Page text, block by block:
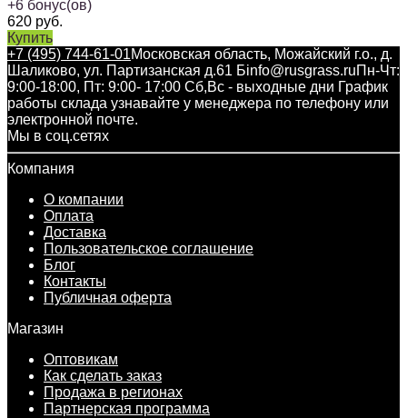
+6 бонус(ов)
620 руб.
Купить
+7 (495) 744-61-01Московская область, Можайский г.о., д.
Шаликово, ул. Партизанская д.61 Бinfo@rusgrass.ruПн-Чт:
9:00-18:00, Пт: 9:00- 17:00 Сб,Вс - выходные дни График
работы склада узнавайте у менеджера по телефону или
электронной почте.
Мы в соц.сетях
Компания
О компании
Оплата
Доставка
Пользовательское соглашение
Блог
Контакты
Публичная оферта
Магазин
Оптовикам
Как сделать заказ
Продажа в регионах
Партнерская программа